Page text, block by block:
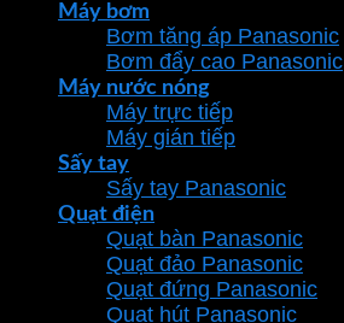
Máy bơm
Bơm tăng áp Panasonic
Bơm đẩy cao Panasonic
Máy nước nóng
Máy trực tiếp
Máy gián tiếp
Sấy tay
Sấy tay Panasonic
Quạt điện
Quạt bàn Panasonic
Quạt đảo Panasonic
Quạt đứng Panasonic
Quạt hút Panasonic